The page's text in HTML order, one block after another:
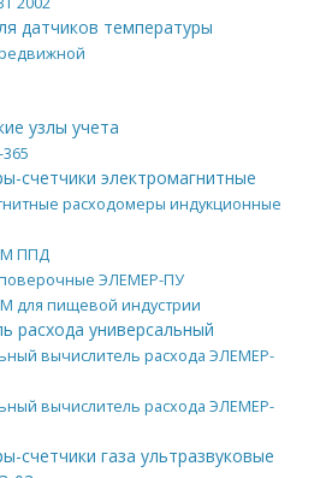
датчиков температуры
узлы учета
счетчики электромагнитные
расходомеры индукционные
ППД
ЭЛЕМЕР-ПУ
для пищевой индустрии
расхода универсальный
вычислитель расхода ЭЛЕМЕР-
вычислитель расхода ЭЛЕМЕР-
счетчики газа ультразвуковые